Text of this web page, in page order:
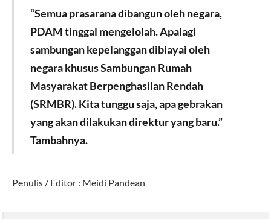
“Semua prasarana dibangun oleh negara,
PDAM tinggal mengelolah. Apalagi
sambungan kepelanggan dibiayai oleh
negara khusus Sambungan Rumah
Masyarakat Berpenghasilan Rendah
(SRMBR). Kita tunggu saja, apa gebrakan
yang akan dilakukan direktur yang baru.”
Tambahnya.
Penulis / Editor : Meidi Pandean